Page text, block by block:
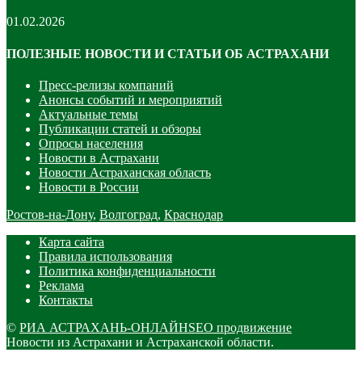
01.02.2026
ПОЛЕЗНЫЕ НОВОСТИ И СТАТЬИ ОБ АСТРАХАНИ
Пресс-релизы компаний
Анонсы событий и мероприятий
Актуальные темы
Публикации статей и обзоры
Опросы населения
Новости в Астрахани
Новости Астраханская область
Новости в России
Ростов-на-Дону, Волгоград, Краснодар
Карта сайта
Правила использования
Политика конфиденциальности
Реклама
Контакты
© РИА АСТРАХАНЬ-ОНЛАЙНSEO продвижение
Новости из Астрахани и Астраханской области.